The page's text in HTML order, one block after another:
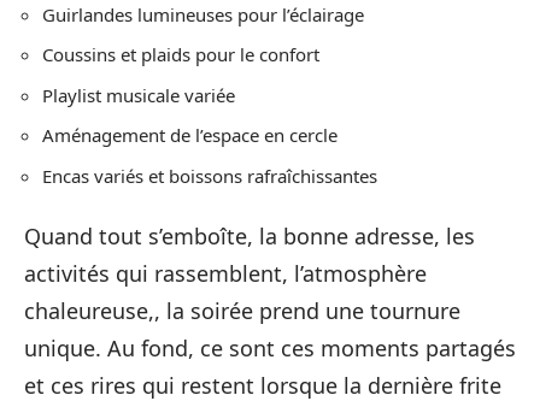
Guirlandes lumineuses pour l’éclairage
Coussins et plaids pour le confort
Playlist musicale variée
Aménagement de l’espace en cercle
Encas variés et boissons rafraîchissantes
Quand tout s’emboîte, la bonne adresse, les
activités qui rassemblent, l’atmosphère
chaleureuse,, la soirée prend une tournure
unique. Au fond, ce sont ces moments partagés
et ces rires qui restent lorsque la dernière frite